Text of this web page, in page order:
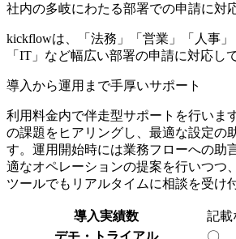
社内の多岐にわたる部署での申請に対
kickflowは、「法務」「営業」「人事」
「IT」など幅広い部署の申請に対応し
導入から運用まで手厚いサポート
利用料金内で伴走型サポートを行います
の課題をヒアリングし、最適な設定の
す。運用開始時には業務フローへの助
適なオペレーションの提案を行いつつ
ツールでもリアルタイムに相談を受け
導入実績数
記載
デモ・トライアル
〇